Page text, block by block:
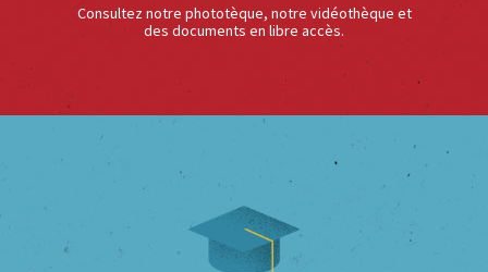
Consultez notre phototèque, notre vidéothèque et
des documents en libre accès.